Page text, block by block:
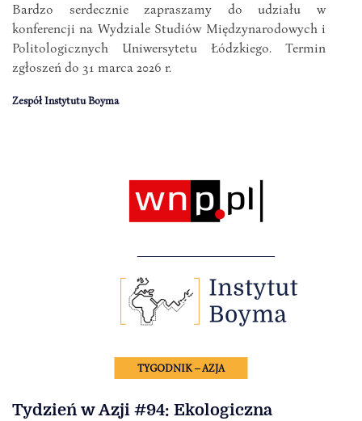
Bardzo serdecznie zapraszamy do udziału w
konferencji na Wydziale Studiów Międzynarodowych i
Politologicznych Uniwersytetu Łódzkiego. Termin
zgłoszeń do 31 marca 2026 r.
Zespół Instytutu Boyma
TYGODNIK – AZJA
Tydzień w Azji #94: Ekologiczna